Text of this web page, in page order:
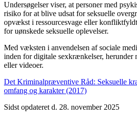
Undersøgelser viser, at personer med
risiko for at blive udsat for seksuelle
opvækst i ressourcesvage eller
for uønskede seksuelle oplevelser.
Med væksten i anvendelsen af sociale
inden for digitale sexkrænkelser, herunder
eller videoer.
Det Kriminalpræventive Råd: Seksuelle
omfang og karakter (2017)
Sidst opdateret d. 28. november 2025